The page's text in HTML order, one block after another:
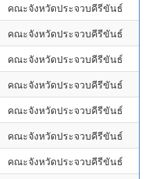
คณะจังหวัดประจวบคีรีขันธ์
คณะจังหวัดประจวบคีรีขันธ์
คณะจังหวัดประจวบคีรีขันธ์
คณะจังหวัดประจวบคีรีขันธ์
คณะจังหวัดประจวบคีรีขันธ์
คณะจังหวัดประจวบคีรีขันธ์
คณะจังหวัดประจวบคีรีขันธ์